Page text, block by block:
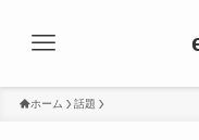
ホーム 話題